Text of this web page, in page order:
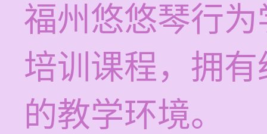
福州悠悠琴行
培训课程，拥
的教学环境。